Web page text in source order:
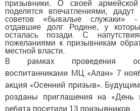
призывники. О своей армейской
поделятся впечатлениями, дадут
советов «бывалые служаки»
отдавшие долг Родине, у
осталась позади. С
пожеланиями к призывникам
местной власти.
В рамках проведения
воспитанниками МЦ «Алан» 7
акция «Осенний призыв».
розданы приглашения на «День
ребята посетили 13 призывников.